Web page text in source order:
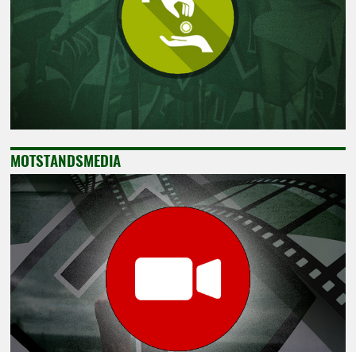
MOTSTANDSMEDIA